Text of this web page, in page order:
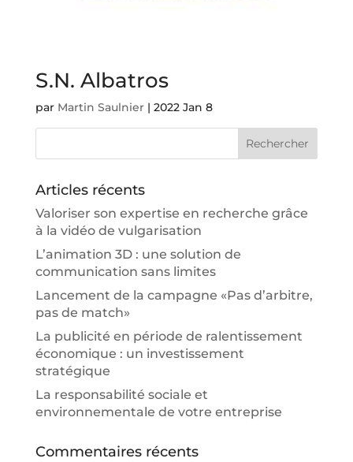
S.N. Albatros
par Martin Saulnier| 2022 Jan 8
Articles récents
Valoriser son expertise en recherche grâce
à la vidéo de vulgarisation
L’animation 3D : une solution de
communication sans limites
Lancement de la campagne «Pas d’arbitre,
pas de match»
La publicité en période de ralentissement
économique : un investissement
stratégique
La responsabilité sociale et
environnementale de votre entreprise
Commentaires récents